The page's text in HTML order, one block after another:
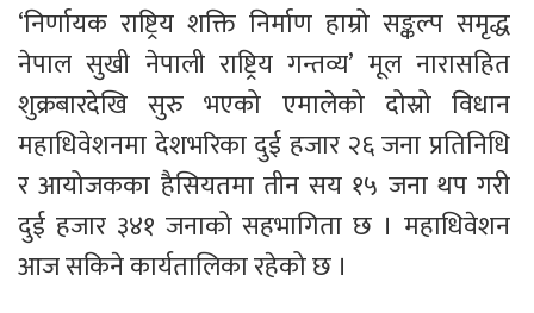
‘निर्णायक राष्ट्रिय शक्ति निर्माण हाम्रो सङ्कल्प समृद्ध
नेपाल सुखी नेपाली राष्ट्रिय गन्तव्य’ मूल नारासहित
शुक्रबारदेखि सुरु भएको एमालेको दोस्रो विधान
महाधिवेशनमा देशभरिका दुई हजार २६ जना प्रतिनिधि
र आयोजकका हैसियतमा तीन सय १५ जना थप गरी
दुई हजार ३४१ जनाको सहभागिता छ । महाधिवेशन
आज सकिने कार्यतालिका रहेको छ ।